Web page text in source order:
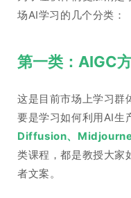
场AI学习的几个分类：
第一类：AIGC方
这是目前市场上学习群
要是学习如何利用AI生
Diffusion、
类课程，都是教授大家
者文案。